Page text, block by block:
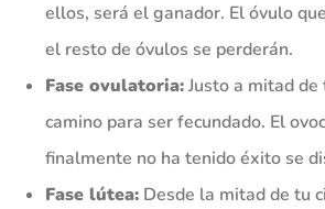
ellos, será el ganador. El óvulo
el resto de óvulos se perderán.
Fase ovulatoria:Justo a mitad
camino para ser fecundado. El
finalmente no ha tenido éxito se
Fase lútea: Desde la mitad de tu